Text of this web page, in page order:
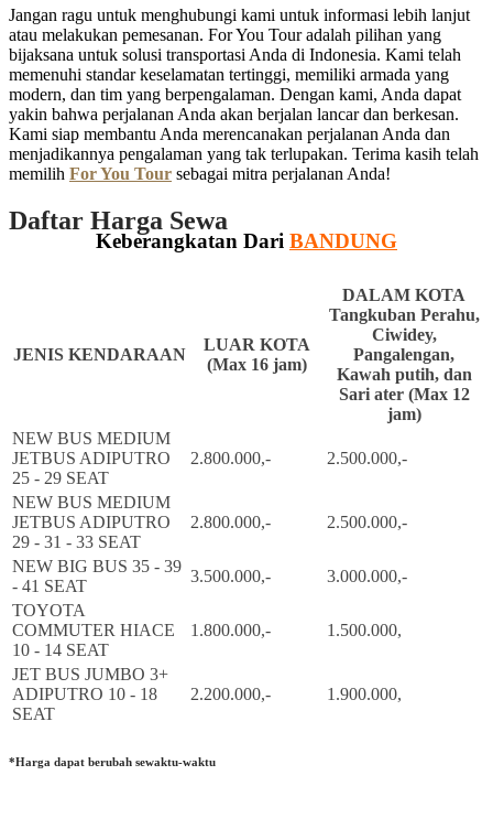
Jangan ragu untuk menghubungi kami untuk informasi lebih lanjut
atau melakukan pemesanan. For You Tour adalah pilihan yang
bijaksana untuk solusi transportasi Anda di Indonesia. Kami telah
memenuhi standar keselamatan tertinggi, memiliki armada yang
modern, dan tim yang berpengalaman. Dengan kami, Anda dapat
yakin bahwa perjalanan Anda akan berjalan lancar dan berkesan.
Kami siap membantu Anda merencanakan perjalanan Anda dan
menjadikannya pengalaman yang tak terlupakan. Terima kasih telah
memilih For You Tour sebagai mitra perjalanan Anda!
Daftar Harga Sewa
Keberangkatan Dari BANDUNG
JENIS KENDARAAN
LUAR KOTA
(Max 16 jam)
DALAM KOTA
Tangkuban Perahu,
Ciwidey,
Pangalengan,
Kawah putih, dan
Sari ater (Max 12
jam)
NEW BUS MEDIUM
JETBUS ADIPUTRO
25 - 29 SEAT
2.800.000,- 2.500.000,-
NEW BUS MEDIUM
JETBUS ADIPUTRO
29 - 31 - 33 SEAT
2.800.000,- 2.500.000,-
NEW BIG BUS 35 - 39
- 41 SEAT
3.500.000,-
3.000.000,-
TOYOTA
COMMUTER HIACE
10 - 14 SEAT
1.800.000,- 1.500.000,
JET BUS JUMBO 3+
ADIPUTRO 10 - 18
SEAT
2.200.000,- 1.900.000,
*Harga dapat berubah sewaktu-waktu